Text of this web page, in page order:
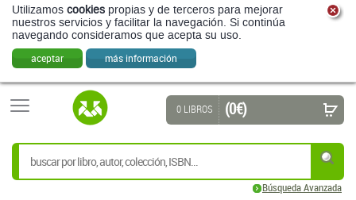
Utilizamos cookies propias y de terceros para mejorar
nuestros servicios y facilitar la navegación. Si continúa
navegando consideramos que acepta su uso.
aceptar más información
Búsqueda Avanzada
0 LIBROS (0 €)